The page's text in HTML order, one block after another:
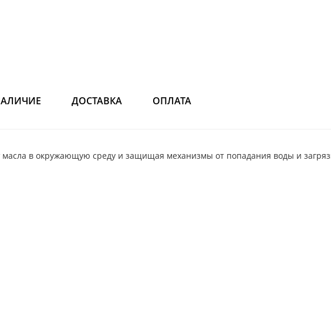
ДОСТАВКА ОПЛАТА
масла в окружающую среду и защищая механизмы от попадания воды и